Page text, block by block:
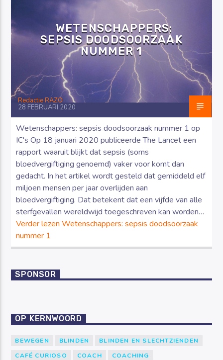
Luister RAZO online
WETENSCHAPPERS:
SEPSIS DOODSOORZAAK
NUMMER 1
Redactie RAZO
28 FEBRUARI 2020
Wetenschappers: sepsis doodsoorzaak nummer 1 op
IC's Op 18 januari 2020 publiceerde The Lancet een
rapport waaruit blijkt dat sepsis (soms
bloedvergiftiging genoemd) vaker voor komt dan
gedacht. In het artikel wordt gesteld dat gemiddeld elf
miljoen mensen per jaar overlijden aan
bloedvergiftiging. Dat betekent dat een vijfde van alle
sterfgevallen wereldwijd toegeschreven kan worden…
Verder lezen Wetenschappers: sepsis doodsoorzaak
nummer 1
SPONSOR
OP KERNWOORD
BEWEGEN BLINDEN
BLINDEN EN SLECHTZIENDEN
CAFÉ CURIOSO
COACH
COACHING